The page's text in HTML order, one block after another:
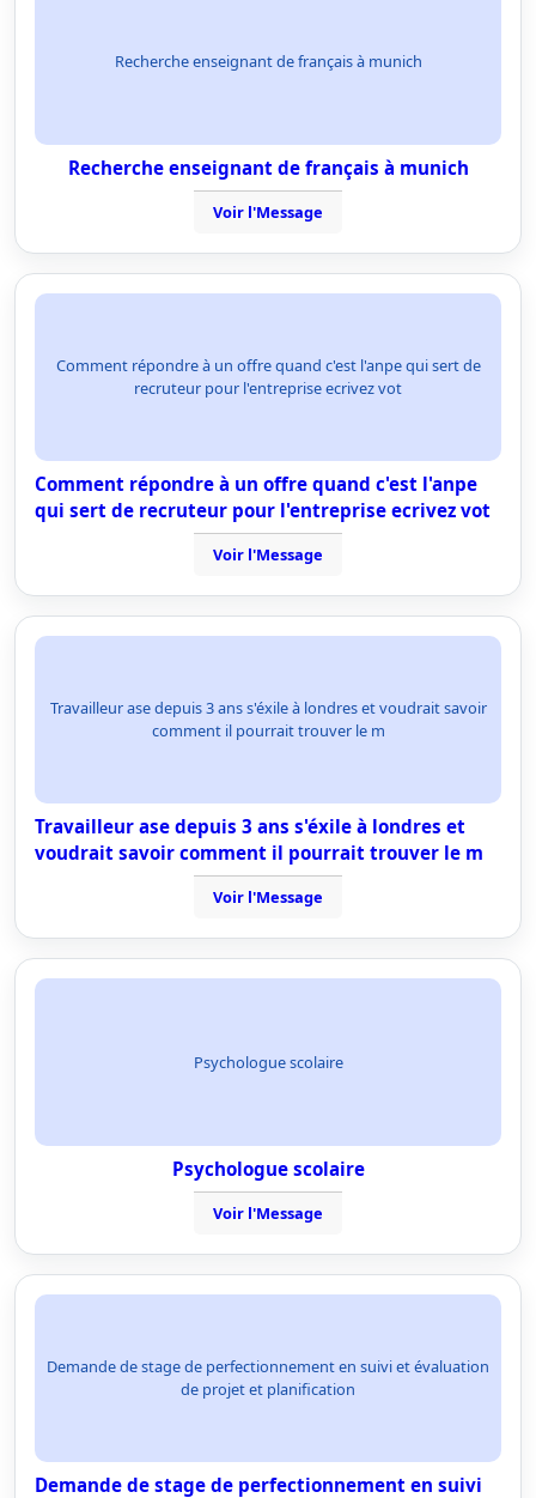
Recherche enseignant de français à munich
Recherche enseignant de français à munich
Voir l'Message
Comment répondre à un offre quand c'est l'anpe qui sert de
recruteur pour l'entreprise ecrivez vot
Comment répondre à un offre quand c'est l'anpe
qui sert de recruteur pour l'entreprise ecrivez vot
Voir l'Message
Travailleur ase depuis 3 ans s'éxile à londres et voudrait savoir
comment il pourrait trouver le m
Travailleur ase depuis 3 ans s'éxile à londres et
voudrait savoir comment il pourrait trouver le m
Voir l'Message
Psychologue scolaire
Psychologue scolaire
Voir l'Message
Demande de stage de perfectionnement en suivi et évaluation
de projet et planification
Demande de stage de perfectionnement en suivi